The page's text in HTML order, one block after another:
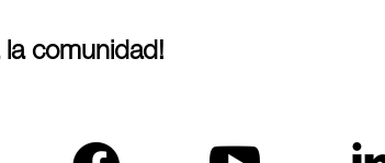
la comunidad!